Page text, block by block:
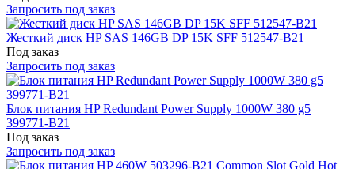
Запросить под заказ
Жесткий диск HP SAS 146GB DP 15K SFF 512547-B21
Под заказ
Запросить под заказ
Блок питания HP Redundant Power Supply 1000W 380 g5
399771-B21
Под заказ
Запросить под заказ